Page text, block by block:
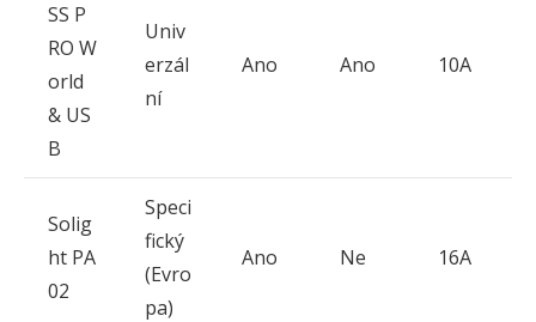
SS P
RO W
orld
& US
B
Univ
erzál
ní
Ano Ano 10A
Solig
ht PA
02
Speci
fický
(Evro
pa)
Ano Ne 16A